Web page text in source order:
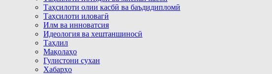
Таҳсилоти олии касбӣ ва баъдидипломӣ
Таҳсилоти иловагӣ
Илм ва инноватсия
Идеология ва хештаншиносӣ
Таҳлил
Мақолаҳо
Гулистони сухан
Хабарҳо